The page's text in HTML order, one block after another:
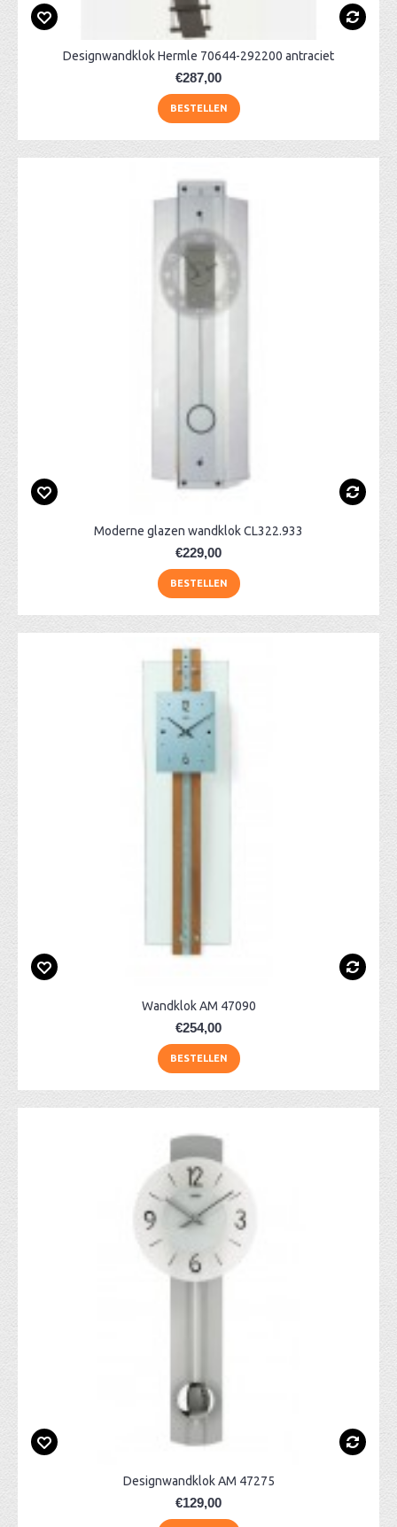
Designwandklok Hermle 70644-292200 antraciet
€287,00
BESTELLEN
Moderne glazen wandklok CL322.933
€229,00
BESTELLEN
Wandklok AM 47090
€254,00
BESTELLEN
Designwandklok AM 47275
€129,00